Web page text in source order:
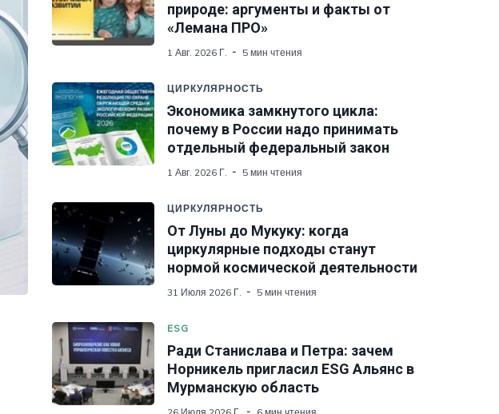
природе: аргументы и факты от
«Лемана ПРО»
1 Авг. 2026 Г. 5 мин чтения
ЦИРКУЛЯРНОСТЬ
Экономика замкнутого цикла:
почему в России надо принимать
отдельный федеральный закон
1 Авг. 2026 Г. 5 мин чтения
ЦИРКУЛЯРНОСТЬ
От Луны до Мукуку: когда
циркулярные подходы станут
нормой космической деятельности
31 Июля 2026 Г. 5 мин чтения
ESG
Ради Станислава и Петра: зачем
Норникель пригласил ESG Альянс в
Мурманскую область